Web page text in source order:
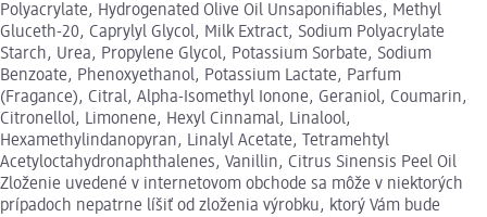
Polyacrylate, Hydrogenated Olive Oil Unsaponifiables, Methyl
Gluceth-20, Caprylyl Glycol, Milk Extract, Sodium Polyacrylate
Starch, Urea, Propylene Glycol, Potassium Sorbate, Sodium
Benzoate, Phenoxyethanol, Potassium Lactate, Parfum
(Fragance), Citral, Alpha-Isomethyl Ionone, Geraniol, Coumarin,
Citronellol, Limonene, Hexyl Cinnamal, Linalool,
Hexamethylindanopyran, Linalyl Acetate, Tetramehtyl
Acetyloctahydronaphthalenes, Vanillin, Citrus Sinensis Peel Oil
Zloženie uvedené v internetovom obchode sa môže v niektorých
prípadoch nepatrne líšiť od zloženia výrobku, ktorý Vám bude